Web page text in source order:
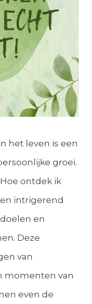
het leven is een
groei.
ontdek ik
intrigerend
en
Deze
van
momenten van
even de